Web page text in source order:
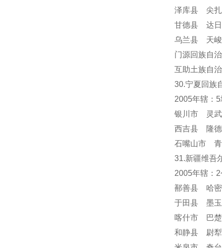
泽库县 尖
甘德县 达
乌兰县 天
门源回族自
互助土族自
30.宁夏回族
2005年辖：
银川市 灵
西吉县 隆
石嘴山市 青
31.新疆维吾
2005年辖：
鄯善县 哈
于田县 墨
喀什市 巴
和静县 尉